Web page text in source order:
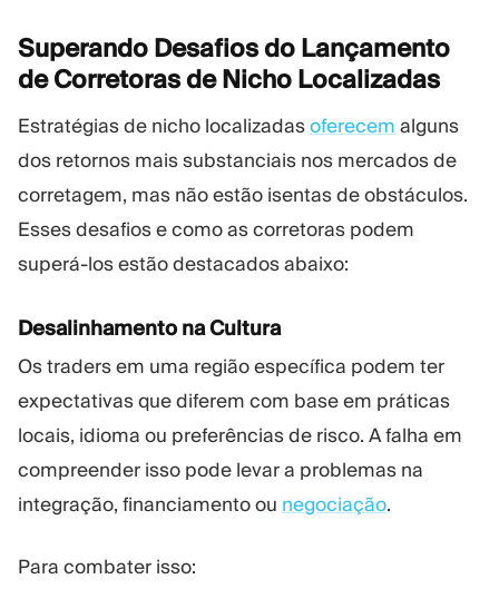
Superando Desafios do Lançamento
de Corretoras de Nicho Localizadas
Estratégias de nicho localizadasoferecem alguns
dos retornos mais substanciais nos mercados de
corretagem, mas não estão isentas de obstáculos.
Esses desafios e como as corretoras podem
superá-los estão destacados abaixo:
Desalinhamento na Cultura
Os traders em uma região específica podem ter
expectativas que diferem com base em práticas
locais, idioma ou preferências de risco. A falha em
compreender isso pode levar a problemas na
integração, financiamento ou negociação.
Para combater isso: